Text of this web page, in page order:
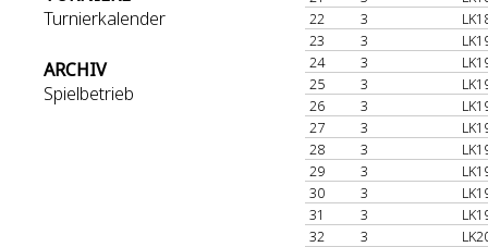
Turnierkalender
ARCHIV
Spielbetrieb
22
3
23
3
24
3
25
3
26
3
27
3
28
3
29
3
30
3
31
3
32
3